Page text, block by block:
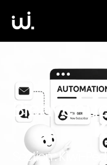
Section :Kiwi-